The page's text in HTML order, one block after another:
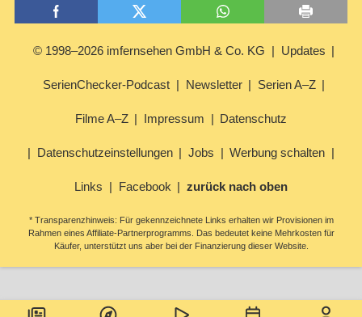
© 1998–2026 imfernsehen GmbH & Co. KG Updates
SerienChecker-Podcast Newsletter Serien A–Z
Filme A–Z Impressum Datenschutz
Datenschutzeinstellungen Jobs Werbung schalten
Links Facebook zurück nach oben
* Transparenzhinweis: Für gekennzeichnete Links erhalten wir Provisionen im
Rahmen eines Affiliate-Partnerprogramms. Das bedeutet keine Mehrkosten für
Käufer, unterstützt uns aber bei der Finanzierung dieser Website.